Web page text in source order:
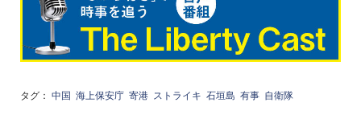
タグ： 中国 海上保安庁 寄港 ストライキ 石垣島 有事 自衛隊